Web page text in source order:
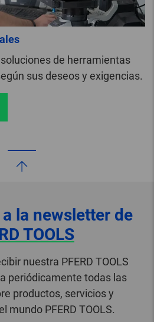
soluciones de herramientas
sus deseos y exigencias.
la newsletter de
TOOLS
nuestra PFERD TOOLS
periódicamente todas las
productos, servicios y
mundo PFERD TOOLS.